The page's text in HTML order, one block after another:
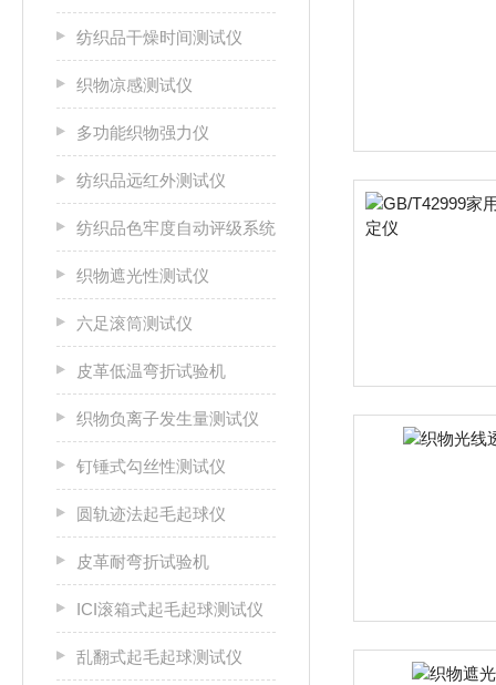
纺织品干燥时间测试仪
织物凉感测试仪
多功能织物强力仪
纺织品远红外测试仪
纺织品色牢度自动评级系统
织物遮光性测试仪
六足滚筒测试仪
皮革低温弯折试验机
织物负离子发生量测试仪
钉锤式勾丝性测试仪
圆轨迹法起毛起球仪
皮革耐弯折试验机
ICI滚箱式起毛起球测试仪
乱翻式起毛起球测试仪